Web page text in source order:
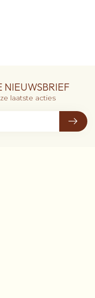
NIEUWSBRIEF
laatste acties